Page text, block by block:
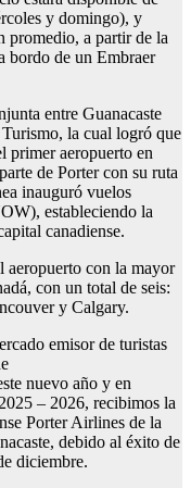
y domingo), y
promedio, a partir de la
bordo de un Embraer
entre Guanacaste
la cual logró que
primer aeropuerto en
de Porter con su ruta
inauguró vuelos
estableciendo la
canadiense.
aeropuerto con la mayor
con un total de seis:
y Calgary.
emisor de turistas
nuevo año y en
– 2026, recibimos la
Porter Airlines de la
debido al éxito de
diciembre.